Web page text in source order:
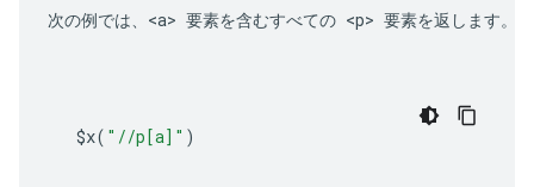
次の例では、 <a> 要素を含むすべての <p> 要素を返します。
$x( "//p[a]" )